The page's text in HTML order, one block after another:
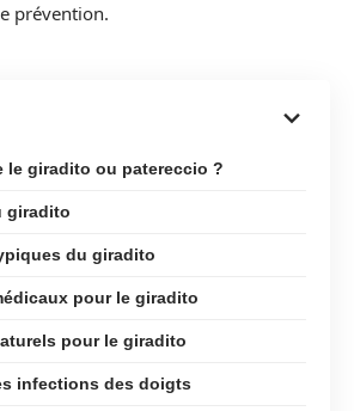
prévention.
le giradito ou patereccio ?
giradito
du giradito
pour le giradito
pour le giradito
infections des doigts